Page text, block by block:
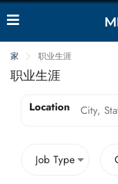
家 职业生涯
职业生涯
Location